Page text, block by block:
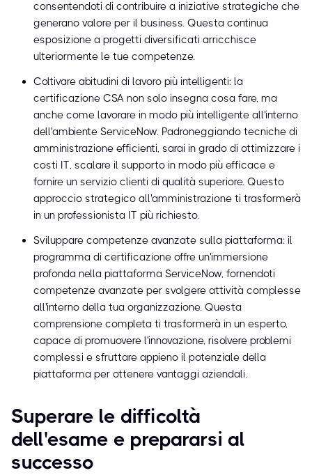
consentendoti di contribuire a iniziative strategiche che
generano valore per il business. Questa continua
esposizione a progetti diversificati arricchisce
ulteriormente le tue competenze.
Coltivare abitudini di lavoro più intelligenti: la
certificazione CSA non solo insegna cosa fare, ma
anche come lavorare in modo più intelligente all'interno
dell'ambiente ServiceNow. Padroneggiando tecniche di
amministrazione efficienti, sarai in grado di ottimizzare i
costi IT, scalare il supporto in modo più efficace e
fornire un servizio clienti di qualità superiore. Questo
approccio strategico all'amministrazione ti trasformerà
in un professionista IT più richiesto.
Sviluppare competenze avanzate sulla piattaforma: il
programma di certificazione offre un'immersione
profonda nella piattaforma ServiceNow, fornendoti
competenze avanzate per svolgere attività complesse
all'interno della tua organizzazione. Questa
comprensione completa ti trasformerà in un esperto,
capace di promuovere l'innovazione, risolvere problemi
complessi e sfruttare appieno il potenziale della
piattaforma per ottenere vantaggi aziendali.
Superare le difficoltà
dell'esame e prepararsi al
successo